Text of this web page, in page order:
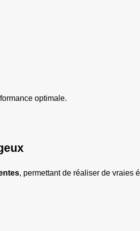
optimale.
, permettant de réaliser de vraies